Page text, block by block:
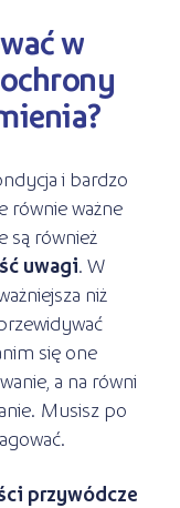
w
i bardzo
równie ważne
są również
uwagi. W
niż
się one
a na równi
Musisz po
przywódcze